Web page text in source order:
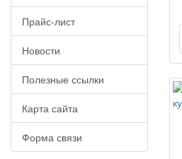
Прайс-лист
Новости
Полезные ссылки
Карта сайта
Форма связи